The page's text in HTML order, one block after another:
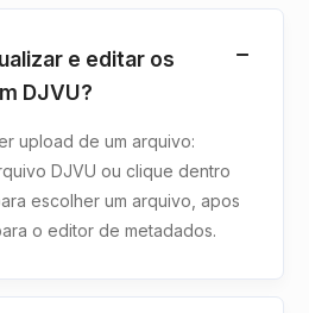
e editar os
DJVU?
upload de um arquivo:
DJVU ou clique dentro
escolher um arquivo, apos
o editor de metadados.